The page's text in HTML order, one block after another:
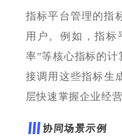
指标平台管理的指
用户。例如，指标
率”等核心指标的
接调用这些指标生
层快速掌握企业经营
协同场景示例